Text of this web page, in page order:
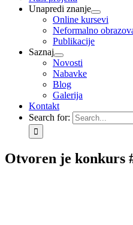
Unapredi znanje
Online kursevi
Neformalno
Publikacije
Saznaj
Novosti
Nabavke
Blog
Galerija
Kontakt
Search for:
Otvoren je konkurs